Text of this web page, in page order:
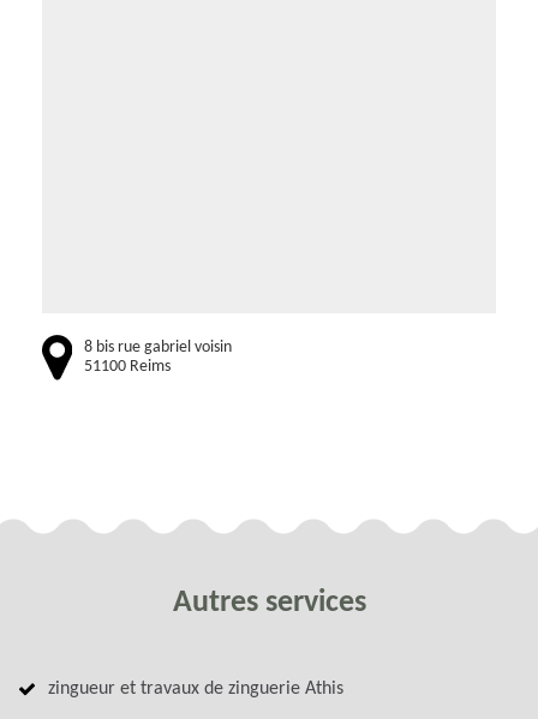
8 bis rue gabriel voisin
51100 Reims
Autres services
zingueur et travaux de zinguerie Athis